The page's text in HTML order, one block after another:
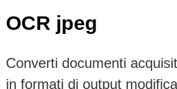
OCR jpeg
Converti documenti
in formati di output